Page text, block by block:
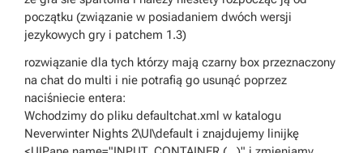
początku (związanie w posiadaniem dwóch wersji
jezykowych gry i patchem 1.3)
rozwiązanie dla tych którzy mają czarny box przeznaczony
na chat do multi i nie potrafią go usunąć poprzez
naciśniecie entera:
Wchodzimy do pliku defaultchat.xml w katalogu
Neverwinter Nights 2\UI\default i znajdujemy linijkę